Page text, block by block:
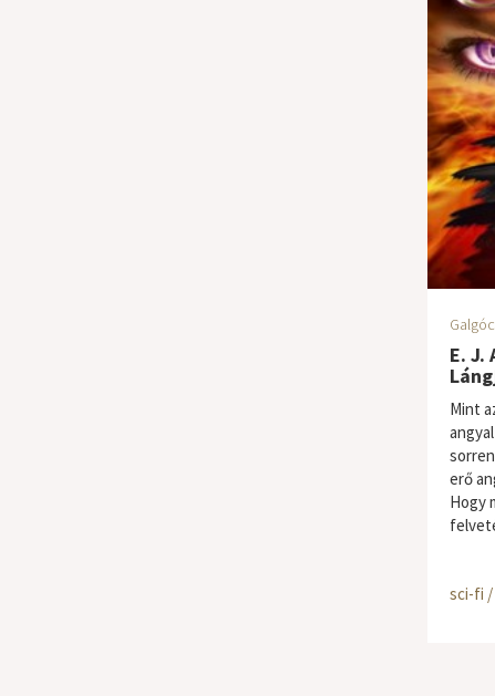
E. J.
Mint
erő
Hogy
sci-fi